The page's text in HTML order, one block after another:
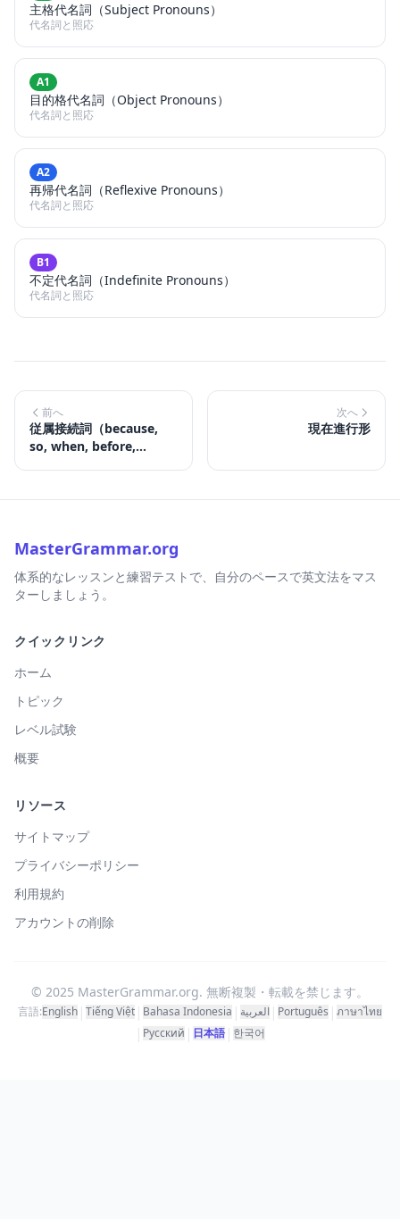
主格代名詞（Subject Pronouns）
代名詞と照応
A1
目的格代名詞（Object Pronouns）
代名詞と照応
A2
再帰代名詞（Reflexive Pronouns）
代名詞と照応
B1
不定代名詞（Indefinite Pronouns）
代名詞と照応
前へ
従属接続詞（because,
so, when, before,
次へ
現在進行形
MasterGrammar.org
体系的なレッスンと練習テストで、自分のペースで英文法をマス
ターしましょう。
クイックリンク
ホーム
トピック
レベル試験
概要
リソース
サイトマップ
プライバシーポリシー
利用規約
アカウントの削除
© 2025 MasterGrammar.org. 無断複製・転載を禁じます。
言語:English | Tiếng Việt | Bahasa Indonesia | العربية | Português | ภาษาไทย
| Русский | 日本語 | 한국어